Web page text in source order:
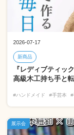
2026-07-17
新商品
『レディブティ
高級木工持ち手と
#ハンドメイド #手芸本 #
展示会